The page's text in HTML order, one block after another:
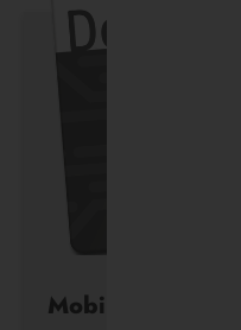
Mobil ohne Auto